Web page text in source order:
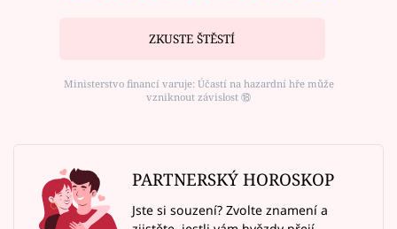
ZKUSTE ŠTĚSTÍ
Ministerstvo financí varuje: Účastí na hazardní hře může
vzniknout závislost ⑱
PARTNERSKÝ HOROSKOP
Jste si souzení? Zvolte znamení a